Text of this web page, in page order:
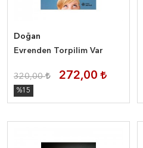
Doğan
Evrenden Torpilim Var
320,00 272,00
%15